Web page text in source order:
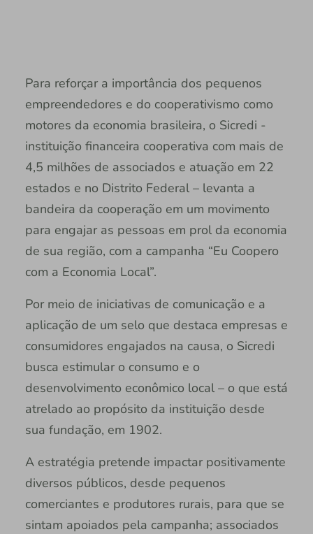
Para reforçar a importância dos pequenos
empreendedores e do cooperativismo como
motores da economia brasileira, o Sicredi -
instituição financeira cooperativa com mais de
4,5 milhões de associados e atuação em 22
estados e no Distrito Federal – levanta a
bandeira da cooperação em um movimento
para engajar as pessoas em prol da economia
de sua região, com a campanha “Eu Coopero
com a Economia Local”.
Por meio de iniciativas de comunicação e a
aplicação de um selo que destaca empresas e
consumidores engajados na causa, o Sicredi
busca estimular o consumo e o
desenvolvimento econômico local – o que está
atrelado ao propósito da instituição desde
sua fundação, em 1902.
A estratégia pretende impactar positivamente
diversos públicos, desde pequenos
comerciantes e produtores rurais, para que se
sintam apoiados pela campanha; associados